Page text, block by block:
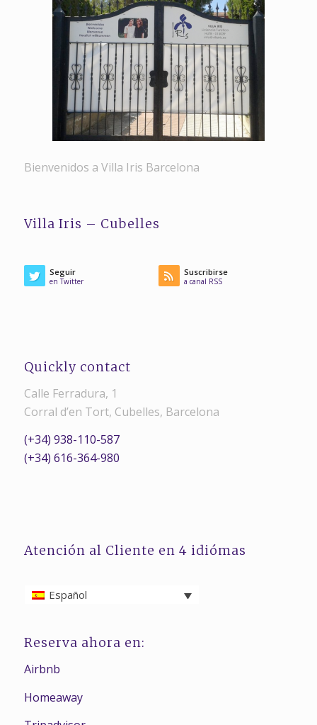
Bienvenidos a Villa Iris Barcelona
Villa Iris – Cubelles
Seguir
en Twitter
Suscribirse
a canal RSS
Quickly contact
Calle Ferradura, 1
Corral d’en Tort, Cubelles, Barcelona
(+34) 938-110-587
(+34) 616-364-980
Atención al Cliente en 4 idiómas
Español
Reserva ahora en:
Airbnb
Homeaway